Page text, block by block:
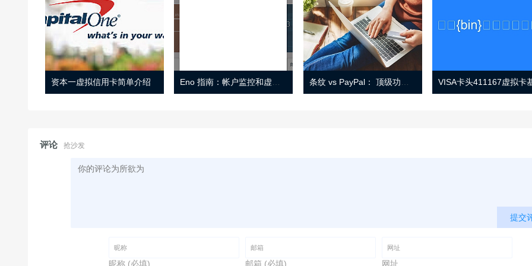
资本一虚拟信用卡简单介绍
评论 抢沙发
提交
昵称 (必填) 邮箱 (必填) 网址